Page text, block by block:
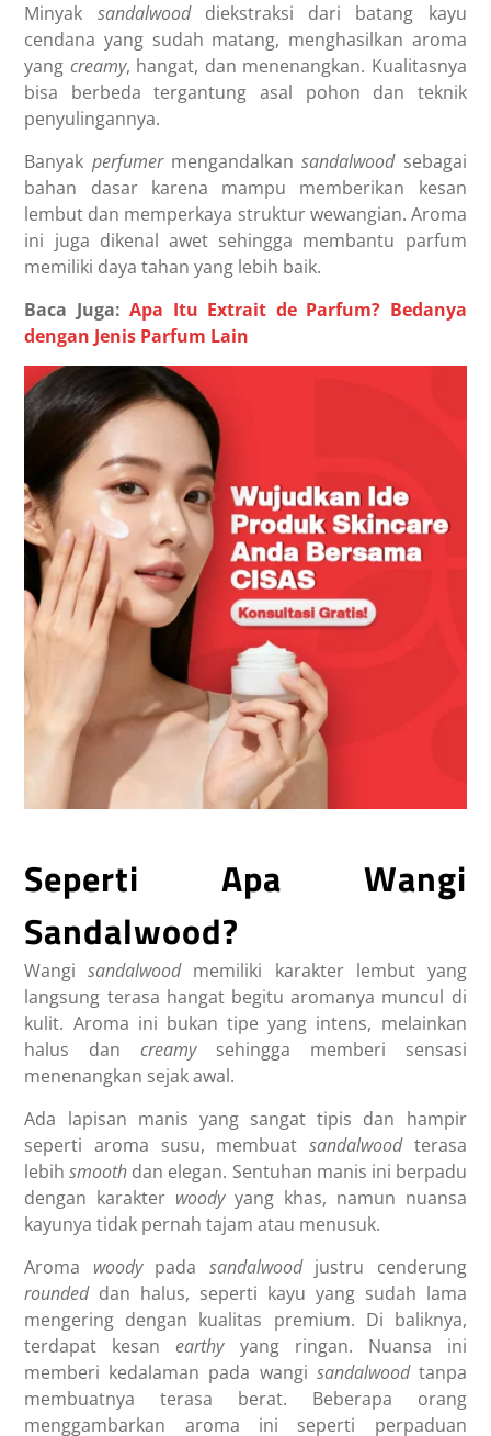
Minyak sandalwood diekstraksi dari batang kayu
cendana yang sudah matang, menghasilkan aroma
yang creamy, hangat, dan menenangkan. Kualitasnya
bisa berbeda tergantung asal pohon dan teknik
penyulingannya.
Banyak perfumer mengandalkan sandalwood sebagai
bahan dasar karena mampu memberikan kesan
lembut dan memperkaya struktur wewangian. Aroma
ini juga dikenal awet sehingga membantu parfum
memiliki daya tahan yang lebih baik.
Baca Juga:Apa Itu Extrait de Parfum? Bedanya
dengan Jenis Parfum Lain
Seperti Apa Wangi
Sandalwood?
Wangisandalwood memiliki karakter lembut yang
langsung terasa hangat begitu aromanya muncul di
kulit. Aroma ini bukan tipe yang intens, melainkan
halus dancreamy sehingga memberi sensasi
menenangkan sejak awal.
Ada lapisan manis yang sangat tipis dan hampir
seperti aroma susu, membuat sandalwood terasa
lebihsmooth dan elegan. Sentuhan manis ini berpadu
dengan karakter woodyyang khas, namun nuansa
kayunya tidak pernah tajam atau menusuk.
Aroma woody pada sandalwoodjustru cenderung
rounded dan halus, seperti kayu yang sudah lama
mengering dengan kualitas premium. Di baliknya,
terdapat kesan earthyyang ringan. Nuansa ini
memberi kedalaman pada wangi sandalwoodtanpa
membuatnya terasa berat. Beberapa orang
menggambarkan aroma ini seperti perpaduan